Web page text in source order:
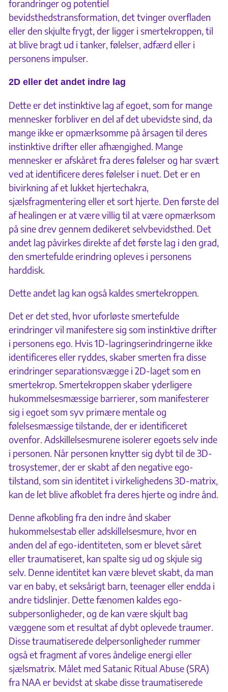
forandringer og potentiel
bevidsthedstransformation, det tvinger overfladen
eller den skjulte frygt, der ligger i smertekroppen, til
at blive bragt ud i tanker, følelser, adfærd eller i
personens impulser.
2D eller det andet indre lag
Dette er det instinktive lag af egoet, som for mange
mennesker forbliver en del af det ubevidste sind, da
mange ikke er opmærksomme på årsagen til deres
instinktive drifter eller afhængighed. Mange
mennesker er afskåret fra deres følelser og har svært
ved at identificere deres følelser i nuet. Det er en
bivirkning af et lukket hjertechakra,
sjælsfragmentering eller et sort hjerte. Den første del
af healingen er at være villig til at være opmærksom
på sine drev gennem dedikeret selvbevidsthed. Det
andet lag påvirkes direkte af det første lag i den grad,
den smertefulde erindring opleves i personens
harddisk.
Dette andet lag kan også kaldes smertekroppen.
Det er det sted, hvor uforløste smertefulde
erindringer vil manifestere sig som instinktive drifter
i personens ego. Hvis 1D-lagringserindringerne ikke
identificeres eller ryddes, skaber smerten fra disse
erindringer separationsvægge i 2D-laget som en
smertekrop. Smertekroppen skaber yderligere
hukommelsesmæssige barrierer, som manifesterer
sig i egoet som syv primære mentale og
følelsesmæssige tilstande, der er identificeret
ovenfor. Adskillelsesmurene isolerer egoets selv inde
i personen. Når personen knytter sig dybt til de 3D-
trosystemer, der er skabt af den negative ego-
tilstand, som sin identitet i virkelighedens 3D-matrix,
kan de let blive afkoblet fra deres hjerte og indre ånd.
Denne afkobling fra den indre ånd skaber
hukommelsestab eller adskillelsesmure, hvor en
anden del af ego-identiteten, som er blevet såret
eller traumatiseret, kan spalte sig ud og skjule sig
selv. Denne identitet kan være blevet skabt, da man
var en baby, et seksårigt barn, teenager eller endda i
andre tidslinjer. Dette fænomen kaldes ego-
subpersonligheder, og de kan være skjult bag
væggene som et resultat af dybt oplevede traumer.
Disse traumatiserede delpersonligheder rummer
også et fragment af vores åndelige energi eller
sjælsmatrix. Målet med Satanic Ritual Abuse (SRA)
fra NAA er bevidst at skabe disse traumatiserede